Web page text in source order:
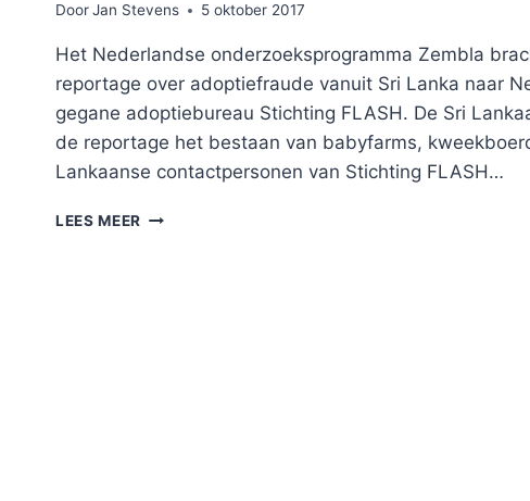
DoorJan Stevens 5 oktober 2017
Het Nederlandse onderzoeksprogramma Zembla
reportage over adoptiefraude vanuit Sri Lanka naar
gegane adoptiebureau Stichting FLASH. De Sri
de reportage het bestaan van babyfarms,
Lankaanse contactpersonen van Stichting FLASH…
LEES MEER WANNEER